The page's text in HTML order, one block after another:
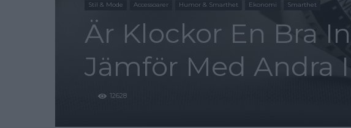
Stil & Mode Accessoarer Humor & Smarthet Ekonomi Smarthet
Är Klockor En Bra
Jämför Med Andra
12628